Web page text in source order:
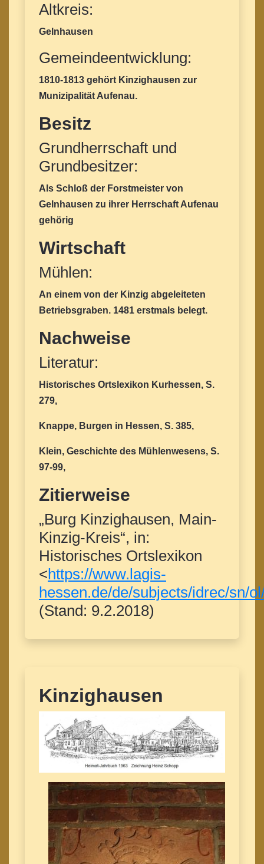
Altkreis:
Gelnhausen
Gemeindeentwicklung:
1810-1813 gehört Kinzighausen zur
Munizipalität Aufenau.
Besitz
Grundherrschaft und
Grundbesitzer:
Als Schloß der Forstmeister von
Gelnhausen zu ihrer Herrschaft Aufenau
gehörig
Wirtschaft
Mühlen:
An einem von der Kinzig abgeleiteten
Betriebsgraben. 1481 erstmals belegt.
Nachweise
Literatur:
Historisches Ortslexikon Kurhessen, S.
279,
Knappe, Burgen in Hessen, S. 385,
Klein, Geschichte des Mühlenwesens, S.
97-99,
Zitierweise
„Burg Kinzighausen, Main-
Kinzig-Kreis“, in:
Historisches Ortslexikon
<https://www.lagis-
hessen.de/de/subjects/idrec/sn/
(Stand: 9.2.2018)
Kinzighausen